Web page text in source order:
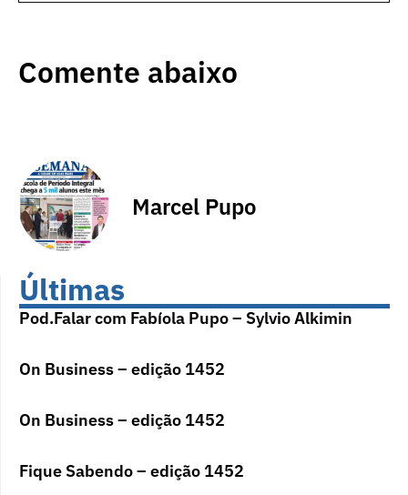
Comente abaixo
Marcel Pupo
Últimas
Pod.Falar com Fabíola Pupo – Sylvio Alkimin
On Business – edição 1452
On Business – edição 1452
Fique Sabendo – edição 1452